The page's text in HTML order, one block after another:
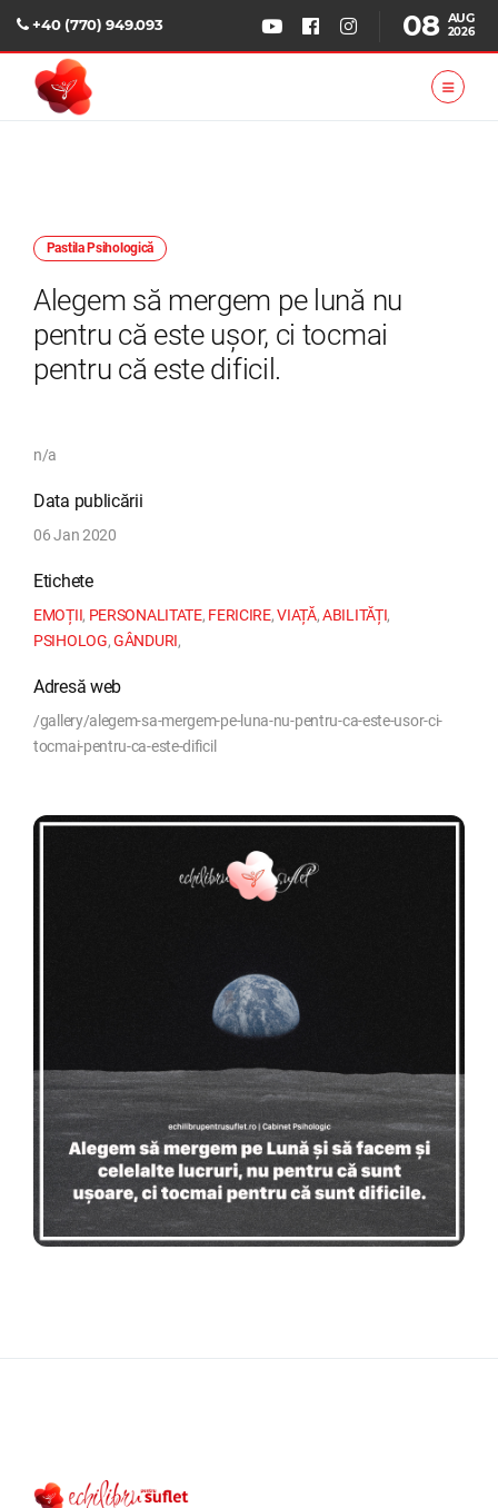
+40 (770) 949.093 08 AUG
2026
Pastila Psihologică
Alegem să mergem pe lună nu
pentru că este ușor, ci tocmai
pentru că este dificil.
n/a
Data publicării
06 Jan 2020
Etichete
EMOȚII, PERSONALITATE, FERICIRE,VIAȚĂ,ABILITĂȚI,
PSIHOLOG,GÂNDURI,
Adresă web
/gallery/alegem-sa-mergem-pe-luna-nu-pentru-ca-este-usor-ci-
tocmai-pentru-ca-este-dificil